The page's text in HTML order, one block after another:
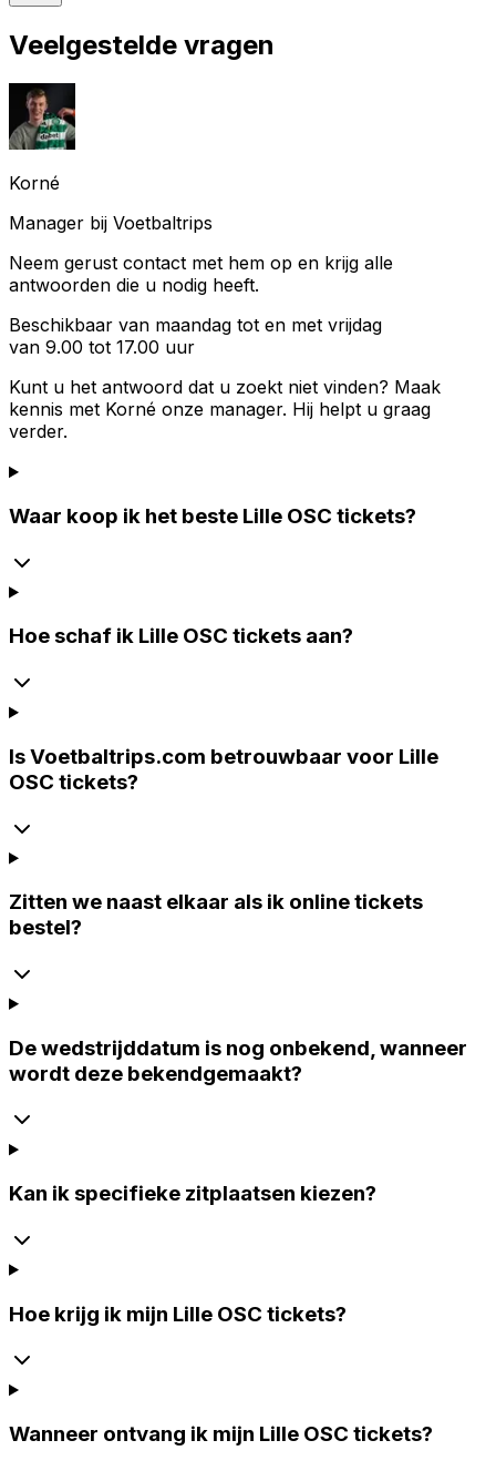
Veelgestelde vragen
Korné
Manager bij Voetbaltrips
Neem gerust contact met hem op en krijg alle
antwoorden die u nodig heeft.
Beschikbaar van maandag tot en met vrijdag
van 9.00 tot 17.00 uur
Kunt u het antwoord dat u zoekt niet vinden? Maak
kennis met Korné onze manager. Hij helpt u graag
verder.
Waar koop ik het beste Lille OSC tickets?
Hoe schaf ik Lille OSC tickets aan?
Is Voetbaltrips.com betrouwbaar voor Lille
OSC tickets?
Zitten we naast elkaar als ik online tickets
bestel?
De wedstrijddatum is nog onbekend, wanneer
wordt deze bekendgemaakt?
Kan ik specifieke zitplaatsen kiezen?
Hoe krijg ik mijn Lille OSC tickets?
Wanneer ontvang ik mijn Lille OSC tickets?